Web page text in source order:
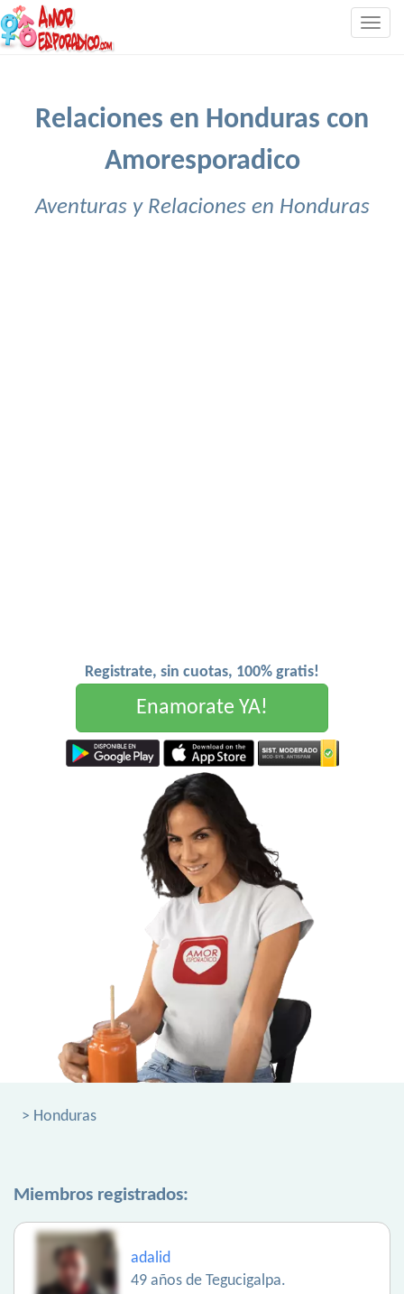
Relaciones en Honduras con
Amoresporadico
Aventuras y Relaciones en Honduras
Registrate, sin cuotas, 100% gratis!
Enamorate YA!
> Honduras
Miembros registrados:
adalid
49 años de Tegucigalpa.